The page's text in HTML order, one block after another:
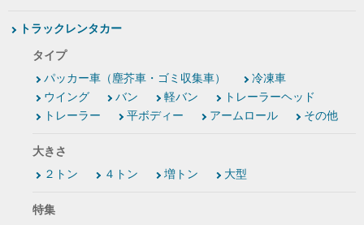
トラックレンタカー
タイプ
パッカー車（塵芥車・ゴミ収集車）
冷凍車
ウイング
バン 軽バン
トレーラーヘッド
トレーラー
平ボディー アームロール その他
大きさ
２トン
４トン 増トン 大型
特集